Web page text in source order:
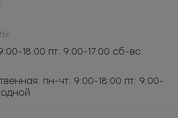
18:00 пт: 9:00-17:00 сб-вс:
пн-чт: 9:00-18:00 пт: 9:00-